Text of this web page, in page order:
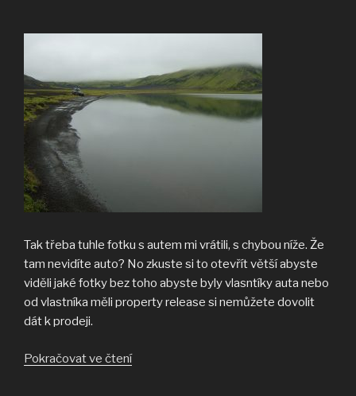
Tak třeba tuhle fotku s autem mi vrátili, s chybou níže. Že
tam nevidíte auto? No zkuste si to otevřít větší abyste
viděli jaké fotky bez toho abyste byly vlasntíky auta nebo
od vlastníka měli property release si nemůžete dovolit
dát k prodeji.
Pokračovat ve čtení„Property